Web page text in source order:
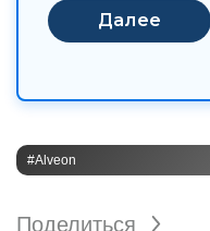
#Alveon
Поделиться